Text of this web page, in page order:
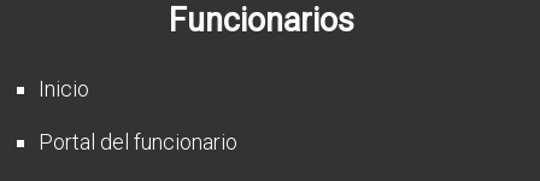
Funcionarios
Inicio
Portal del funcionario